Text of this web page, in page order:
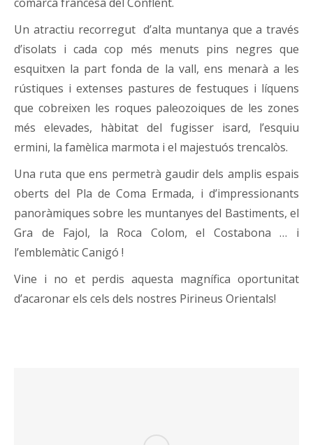
Un atractiu recorregut d’alta muntanya que a través
d’isolats i cada cop més menuts pins negres que
esquitxen la part fonda de la vall, ens menarà a les
rústiques i extenses pastures de festuques i líquens
que cobreixen les roques paleozoiques de les zones
més elevades, hàbitat del fugisser isard, l’esquiu
ermini, la famèlica marmota i el majestuós trencalòs.
Una ruta que ens permetrà gaudir dels amplis espais
oberts del Pla de Coma Ermada, i d’impressionants
panoràmiques sobre les muntanyes del Bastiments, el
Gra de Fajol, la Roca Colom, el Costabona … i
l’emblemàtic Canigó !
Vine i no et perdis aquesta magnífica oportunitat
d’acaronar els cels dels nostres Pirineus Orientals!